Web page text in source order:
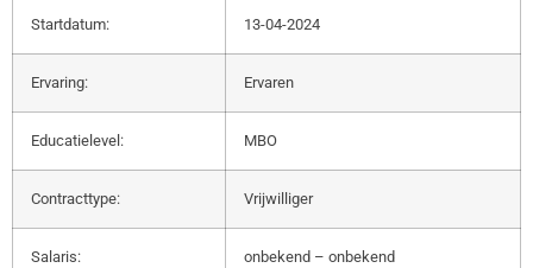
Startdatum: 13-04-2024
Ervaring: Ervaren
Educatielevel: MBO
Contracttype: Vrijwilliger
Salaris: onbekend – onbekend